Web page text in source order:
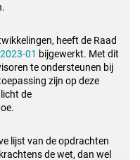
heeft de Raad
01 bijgewerkt. Met dit
te ondersteunen bij
zijn op deze
de
lijst van de opdrachten
de wet, dan wel